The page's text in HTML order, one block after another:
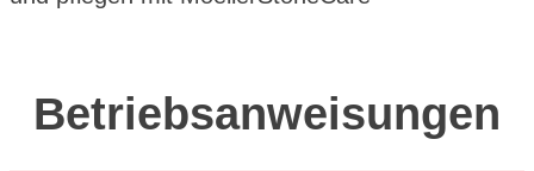
Betriebsanweisungen